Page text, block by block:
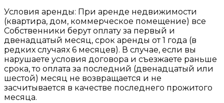
Условия аренды: При аренде недвижимости
(квартира, дом, коммерческое помещение) все
Собственники берут оплату за первый и
двенадцатый месяц, срок аренды от 1 года (в
редких случаях 6 месяцев). В случае, если вы
нарушаете условия договора и съезжаете раньше
срока, то оплата за последний (двенадцатый или
шестой) месяц не возвращается и не
засчитывается в качестве последнего прожитого
месяца.